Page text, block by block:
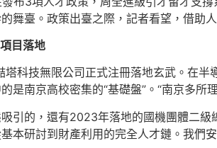
舞臺。政策出臺之際，記者看望，借助
目落地
塔科技無限公司正式注冊落地玄武。在
是南京高校密集的“基礎盤”。“南京多所
引的，還有2023年落地的國機團體二
本研討到財產利用的完全人才鏈。我們安